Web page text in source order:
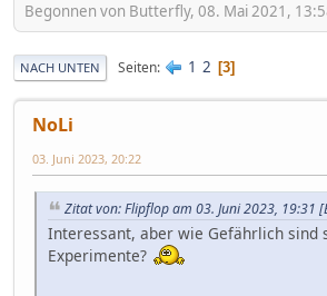
Begonnen von Butterfly, 08. Mai 2021,
NACH UNTEN Seiten 1 2 3
NoLi
03. Juni 2023, 20:22
Zitat von: Flipflop am 03. Juni 2023, 19:31
Interessant, aber wie Gefährlich sind
Experimente?